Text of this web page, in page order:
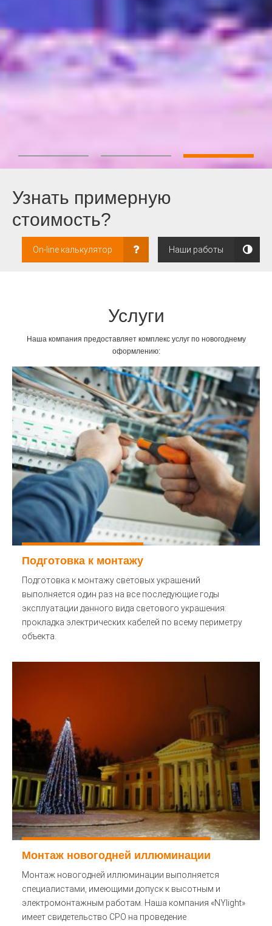
Узнать примерную
стоимость?
On-line калькулятор Наши работы
Услуги
Наша компания предоставляет комплекс услуг по новогоднему
оформлению:
Подготовка к монтажу
Подготовка к монтажу световых украшений
выполняется один раз на все последующие годы
эксплуатации данного вида светового украшения:
прокладка электрических кабелей по всему периметру
объекта.
Монтаж новогодней иллюминации
Монтаж новогодней иллюминации выполняется
специалистами, имеющими допуск к высотным и
электромонтажным работам. Наша компания «NYlight»
имеет свидетельство СРО на проведение